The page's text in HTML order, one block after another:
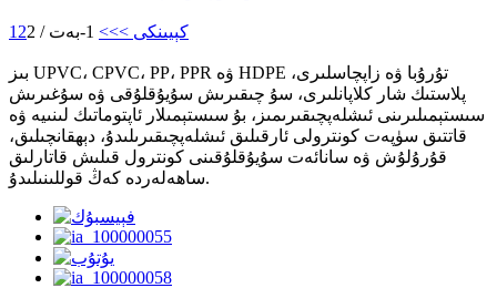
1 2 كېيىنكى >>> 1-بەت / 2
بىز UPVC، CPVC، PP، PPR ۋە HDPE تۇرۇبا ۋە زاپچاسلىرى،
پلاستىك شار كلاپانلىرى، سۇ چىقىرىش سۇيۇقلۇقى ۋە سۇغىرىش
سىستېمىلىرىنى ئىشلەپچىقىرىمىز، بۇ سىستېمىلار ئاپتوماتىك لىنىيە ۋە
قاتتىق سۈپەت كونترولى ئارقىلىق ئىشلەپچىقىرىلىدۇ، دېھقانچىلىق،
قۇرۇلۇش ۋە سانائەت سۇيۇقلۇقىنى كونترول قىلىش قاتارلىق
ساھەلەردە كەڭ قوللىنىلىدۇ.